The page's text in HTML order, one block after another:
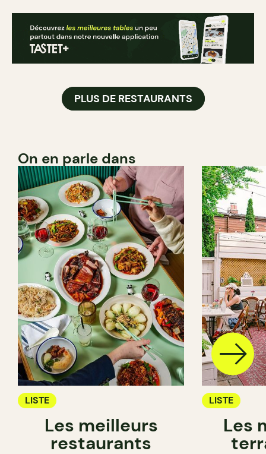
PLUS DE RESTAURANTS
On en parle dans
LISTE
Les meilleurs
restaurants
LISTE
Les